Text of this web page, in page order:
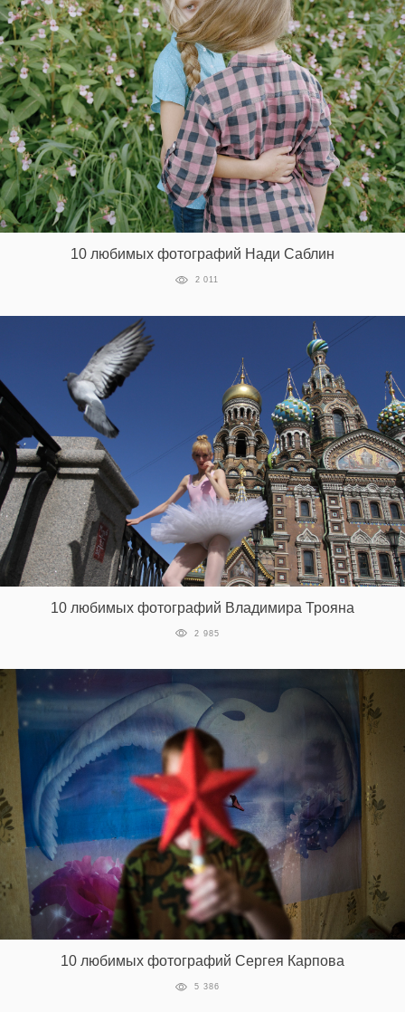
10 любимых фотографий Нади Саблин
2 011
10 любимых фотографий Владимира Трояна
2 985
10 любимых фотографий Сергея Карпова
5 386